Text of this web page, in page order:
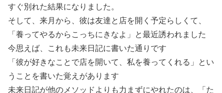
すぐ別れた結果になりました。
そして、来月から、彼は友達と店を開く予定らしくて、
「養ってやるからこっちにきなよ」と最近誘われました
今思えば、これも未来日記に書いた通りです
「彼が好きなことで店を開いて、私を養ってくれる」とい
うことを書いた覚えがあります
未来日記が他のメソッドよりも力まずにやれたのは、「た